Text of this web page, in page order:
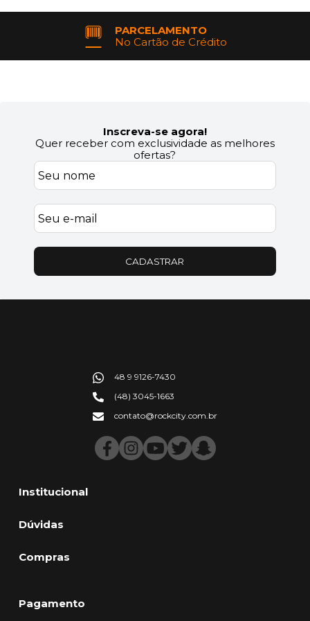
PARCELAMENTO
No Cartão de Crédito
Inscreva-se agora!
Quer receber com exclusividade as melhores
ofertas?
CADASTRAR
Institucional
Dúvidas
Compras
48 9 9126-7430
(48) 3045-1663
contato@rockcity.com.br
Pagamento